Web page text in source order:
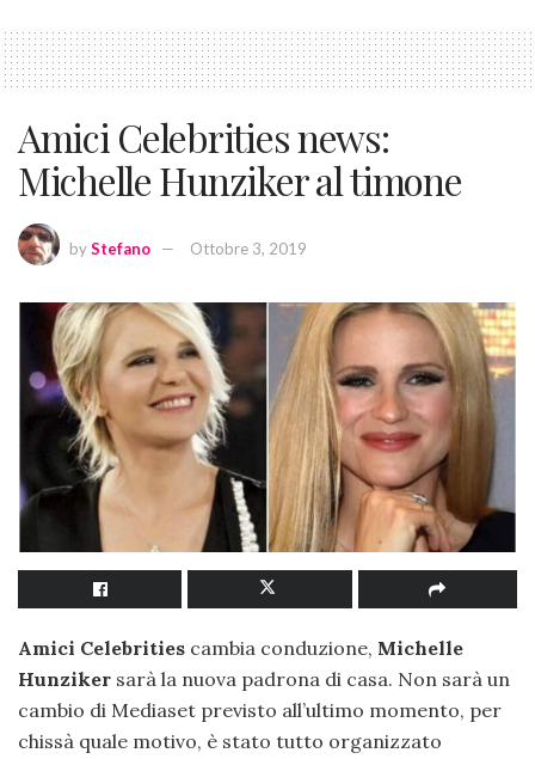
Amici Celebrities news:
Michelle Hunziker al timone
byStefano Ottobre 3, 2019
Amici Celebrities cambia conduzione, Michelle
Hunziker sarà la nuova padrona di casa. Non sarà un
cambio di Mediaset previsto all’ultimo momento, per
chissà quale motivo, è stato tutto organizzato